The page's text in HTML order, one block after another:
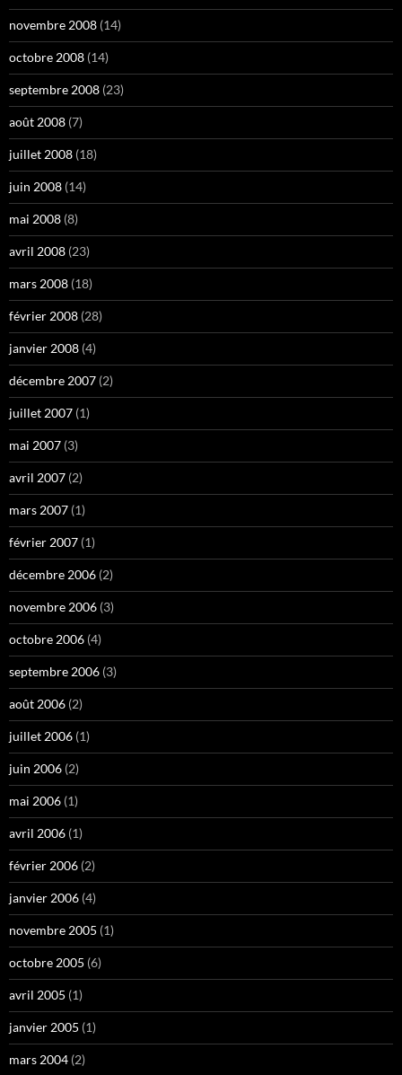
novembre 2008 (14)
octobre 2008 (14)
septembre 2008 (23)
août 2008 (7)
juillet 2008 (18)
juin 2008 (14)
mai 2008 (8)
avril 2008 (23)
mars 2008 (18)
février 2008 (28)
janvier 2008 (4)
décembre 2007 (2)
juillet 2007 (1)
mai 2007 (3)
avril 2007 (2)
mars 2007 (1)
février 2007 (1)
décembre 2006 (2)
novembre 2006 (3)
octobre 2006 (4)
septembre 2006 (3)
août 2006 (2)
juillet 2006 (1)
juin 2006 (2)
mai 2006 (1)
avril 2006 (1)
février 2006 (2)
janvier 2006 (4)
novembre 2005 (1)
octobre 2005 (6)
avril 2005 (1)
janvier 2005 (1)
mars 2004 (2)